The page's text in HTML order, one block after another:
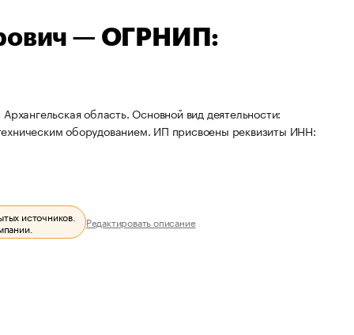
— ОГРНИП:
область. Основной вид деятельности:
оборудованием. ИП присвоены реквизиты ИНН:
источников.
Редактировать описание